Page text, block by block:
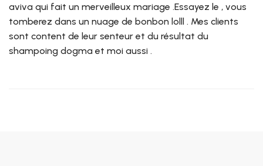
aviva qui fait un merveilleux mariage .Essayez le , vous
tomberez dans un nuage de bonbon lolll . Mes clients
sont content de leur senteur et du résultat du
shampoing dogma et moi aussi .